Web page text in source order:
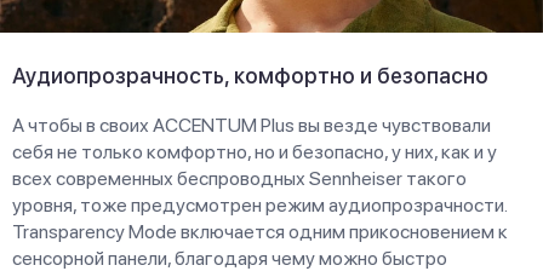
Аудиопрозрачность, комфортно и безопасно
А чтобы в своих ACCENTUM Plus вы везде чувствовали
себя не только комфортно, но и безопасно, у них, как и у
всех современных беспроводных Sennheiser такого
уровня, тоже предусмотрен режим аудиопрозрачности.
Transparency Mode включается одним прикосновением к
сенсорной панели, благодаря чему можно быстро